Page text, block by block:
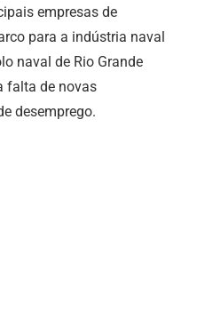
empresas de
para a indústria naval
naval de Rio Grande
falta de novas
desemprego.